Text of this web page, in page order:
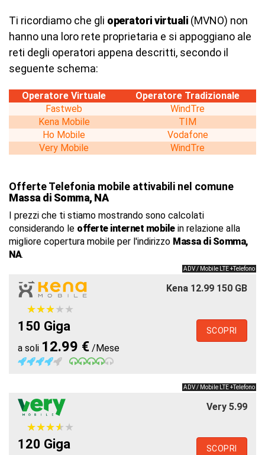
Ti ricordiamo che gli operatori virtuali (MVNO) non
hanno una loro rete proprietaria e si appoggiano ale
reti degli operatori appena descritti, secondo il
seguente schema:
Operatore Virtuale
Operatore Tradizionale
Fastweb
WindTre
Kena Mobile
TIM
Ho Mobile
Vodafone
Very Mobile
WindTre
Offerte Telefonia mobile attivabili nel comune
Massa di Somma, NA
I prezzi che ti stiamo mostrando sono calcolati
considerando le offerte internet mobilein relazione alla
migliore copertura mobile per l'indirizzo Massa di Somma,
NA.
ADV / Mobile LTE +Telefono
Kena 12.99 150 GB
★★★★★
★★★★★
150 Giga
a soli 12.99 € /Mese
SCOPRI
ADV / Mobile LTE +Telefono
Very 5.99
★★★★★
★★★★★
120 Giga SCOPRI